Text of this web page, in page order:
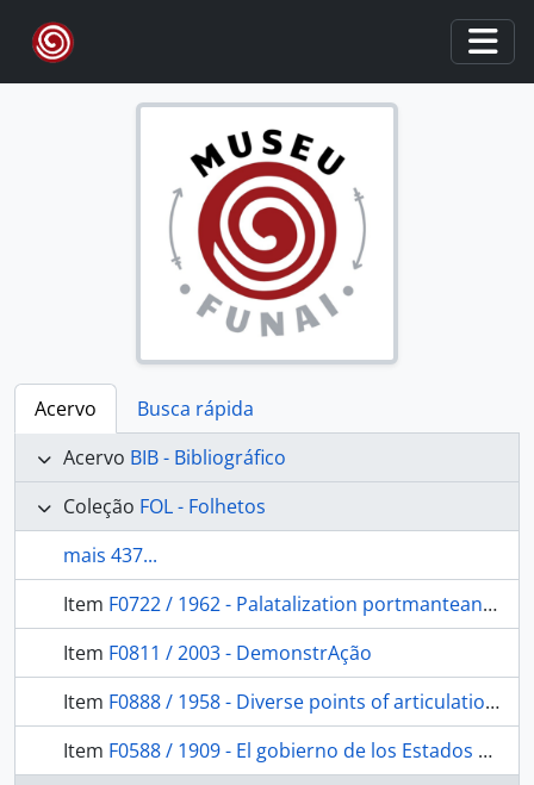
Skip to main content
Acervo
Busca rápida
Acervo BIB - Bibliográfico
Coleção FOL - Folhetos
mais 437...
Item F0722 / 1962 - Palatalization portmanteans in Yagua (Peba-Yaguan)
Item F0811 / 2003 - DemonstrAção
Item F0888 / 1958 - Diverse points of articulation of Allophones in Amuesha (Arawak)
Item F0588 / 1909 - El gobierno de los Estados Unidos del Brasil: la misión científica Croata